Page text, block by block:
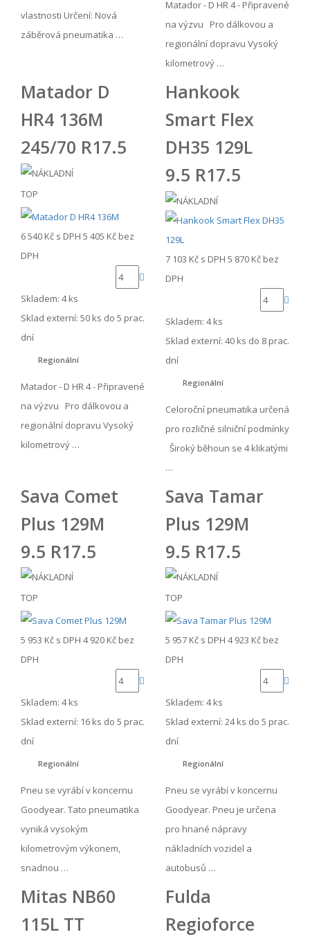
vlastnosti Určení: Nová
záběrová pneumatika …
Matador - D HR 4 - Připravené
na výzvu Pro dálkovou a
regionální dopravu Vysoký
kilometrový …
Matador D
HR4 136M
245/70 R17.5
TOP
6 540 Kč s DPH 5 405 Kč bez
DPH
Skladem: 4 ks
Sklad externí: 50 ks do 5 prac.
dní
Regionální
Matador - D HR 4 - Připravené
na výzvu Pro dálkovou a
regionální dopravu Vysoký
kilometrový …
Hankook
Smart Flex
DH35 129L
9.5 R17.5
7 103 Kč s DPH 5 870 Kč bez
DPH
Skladem: 4 ks
Sklad externí: 40 ks do 8 prac.
dní
Regionální
Celoroční pneumatika určená
pro rozličné silniční podmínky
Široký běhoun se 4 klikatými
…
Sava Comet
Plus 129M
9.5 R17.5
TOP
5 953 Kč s DPH 4 920 Kč bez
DPH
Skladem: 4 ks
Sklad externí: 16 ks do 5 prac.
dní
Regionální
Pneu se vyrábí v koncernu
Goodyear. Tato pneumatika
vyniká vysokým
kilometrovým výkonem,
snadnou …
Sava Tamar
Plus 129M
9.5 R17.5
TOP
5 957 Kč s DPH 4 923 Kč bez
DPH
Skladem: 4 ks
Sklad externí: 24 ks do 5 prac.
dní
Regionální
Pneu se vyrábí v koncernu
Goodyear. Pneu je určena
pro hnané nápravy
nákladních vozidel a
autobusů …
Mitas NB60
115L TT
Fulda
Regioforce